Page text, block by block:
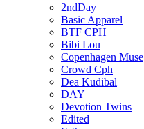
2ndDay
Basic Apparel
BTF CPH
Bibi Lou
Copenhagen Muse
Crowd Cph
Dea Kudibal
DAY
Devotion Twins
Edited